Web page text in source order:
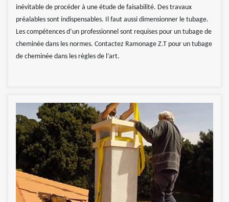
inévitable de procéder à une étude de faisabilité. Des travaux
préalables sont indispensables. Il faut aussi dimensionner le tubage.
Les compétences d’un professionnel sont requises pour un tubage de
cheminée dans les normes. Contactez Ramonage Z.T pour un tubage
de cheminée dans les règles de l’art.